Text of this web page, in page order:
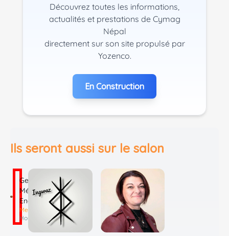
Découvrez toutes les informations,
actualités et prestations de Cymag
Népal
directement sur son site propulsé par
Yozenco.
En Construction
Ils seront aussi sur le salon
Georges
Médium
Energies
Mediumnité
Houdain